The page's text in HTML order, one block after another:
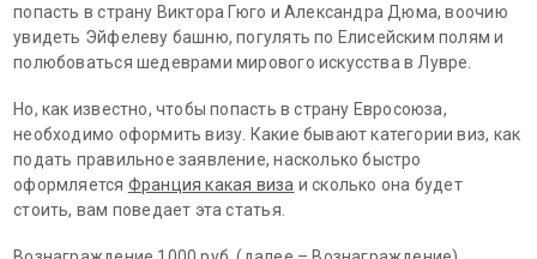
попасть в страну Виктора Гюго и Александра Дюма, воочию
увидеть Эйфелеву башню, погулять по Елисейским полям и
полюбоваться шедеврами мирового искусства в Лувре.
Но, как известно, чтобы попасть в страну Евросоюза,
необходимо оформить визу. Какие бывают категории виз, как
подать правильное заявление, насколько быстро
оформляется Франция какая виза и сколько она будет
стоить, вам поведает эта статья.